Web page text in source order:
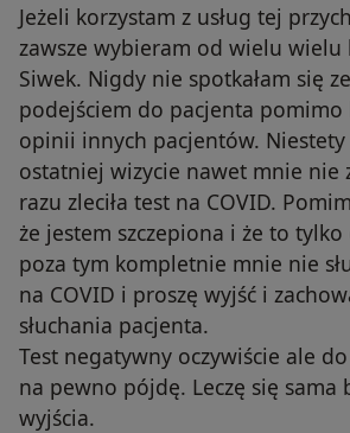
Jeżeli korzystam z usług tej
zawsze wybieram od wielu
Siwek. Nigdy nie spotkałam się
podejściem do pacjenta pomimo
opinii innych pacjentów.
ostatniej wizycie nawet mnie nie
razu zleciła test na COVID.
że jestem szczepiona i że to
poza tym kompletnie mnie nie
na COVID i proszę wyjść i
słuchania pacjenta.
Test negatywny oczywiście ale
na pewno pójdę. Leczę się sama
wyjścia.